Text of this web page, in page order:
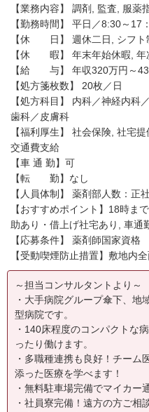
【業務内容】 調剤, 監査, 服薬
【勤務時間】 平日／8:30～
【休 日】 週休二日, シフト
【休 暇】 年末年始休暇, 年
【給 与】 年収320万円～
【処方箋枚数】 20枚／日
【処方科目】 内科／神経内科
歯科／皮膚科
【福利厚生】 社会保険, 社宅
交通費支給
【車 通 勤】可
【転 勤】なし
【人員体制】 薬剤部人数：正
【おすすめポイント】18時ま
助あり・借上げ社宅あり, 車通
【応募条件】 薬剤師国家資格
【受動喫煙防止措置】敷地内
～担当コンサルタントより～
・大手病院グループ傘下、地
型病院です。
・140床程度のコンパクトな
ったり働けます。
・多職種連携も良好！チーム
添った医療を学べます！
・無料駐車場完備でマイカー
・社員寮完備！遠方の方ご相